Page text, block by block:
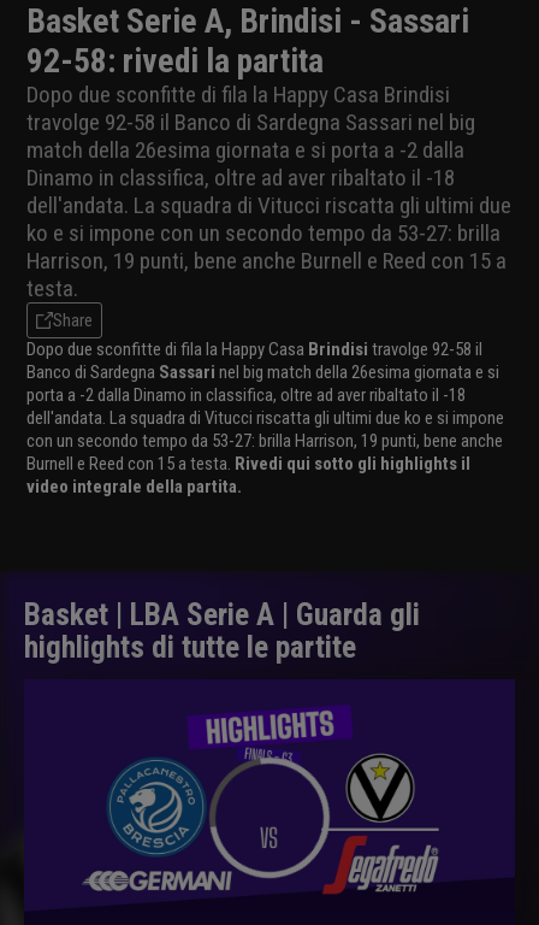
Basket Serie A, Brindisi - Sassari
92-58: rivedi la partita
Dopo due sconfitte di fila la Happy Casa Brindisi
travolge 92-58 il Banco di Sardegna Sassari nel big
match della 26esima giornata e si porta a -2 dalla
Dinamo in classifica, oltre ad aver ribaltato il -18
dell'andata. La squadra di Vitucci riscatta gli ultimi due
ko e si impone con un secondo tempo da 53-27: brilla
Harrison, 19 punti, bene anche Burnell e Reed con 15 a
testa.
Share
Dopo due sconfitte di fila la Happy Casa Brindisi travolge 92-58 il
Banco di Sardegna Sassari nel big match della 26esima giornata e si
porta a -2 dalla Dinamo in classifica, oltre ad aver ribaltato il -18
dell'andata. La squadra di Vitucci riscatta gli ultimi due ko e si impone
con un secondo tempo da 53-27: brilla Harrison, 19 punti, bene anche
Burnell e Reed con 15 a testa. Rivedi qui sotto gli highlights il
video integrale della partita.
Basket | LBA Serie A | Guarda gli
highlights di tutte le partite